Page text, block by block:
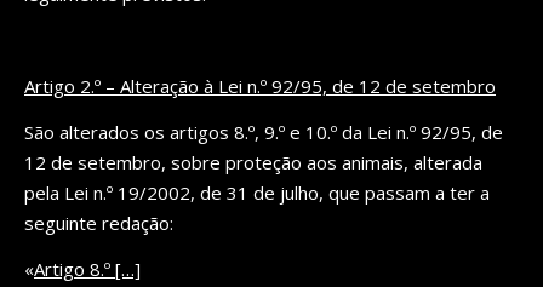
Artigo 2.º – Alteração à Lei n.º 92/95, de 12 de setembro
São alterados os artigos 8.º, 9.º e 10.º da Lei n.º 92/95, de
12 de setembro, sobre proteção aos animais, alterada
pela Lei n.º 19/2002, de 31 de julho, que passam a ter a
seguinte redação:
«Artigo 8.º […]